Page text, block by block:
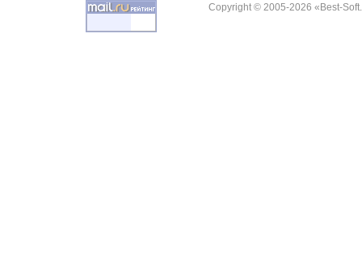
Copyright © 2005-2026 «Best-